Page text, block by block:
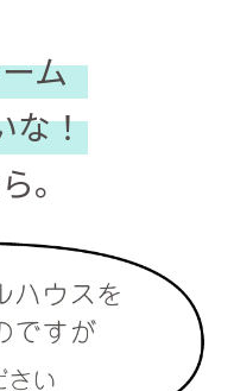
ム
な！
。